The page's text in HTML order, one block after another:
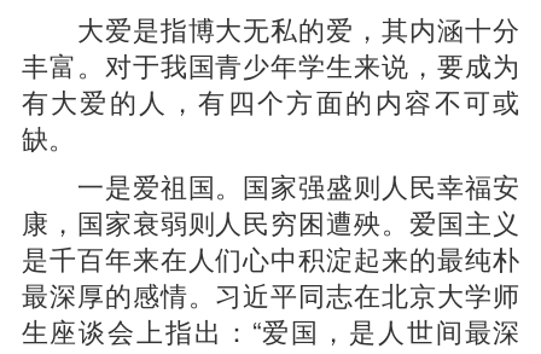
大爱是指博大无私的爱，其内涵十分
丰富。对于我国青少年学生来说，要成为
有大爱的人，有四个方面的内容不可或
缺。
一是爱祖国。国家强盛则人民幸福安
康，国家衰弱则人民穷困遭殃。爱国主义
是千百年来在人们心中积淀起来的最纯朴
最深厚的感情。习近平同志在北京大学师
生座谈会上指出：“爱国，是人世间最深